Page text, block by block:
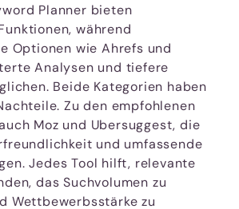
Planner bieten
während
Optionen wie Ahrefs und
Analysen und tiefere
Beide Kategorien haben
Zu den empfohlenen
Moz und Ubersuggest, die
und umfassende
Jedes Tool hilft, relevante
das Suchvolumen zu
Wettbewerbsstärke zu